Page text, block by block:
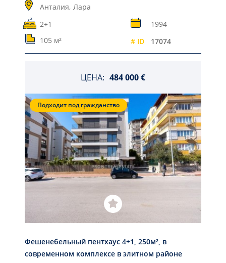
Анталия, Лара
2+1
1994
105 м²
# ID 17074
ЦЕНА: 484 000 €
Подходит под гражданство
Фешенебельный пентхаус 4+1, 250м², в
современном комплексе в элитном районе